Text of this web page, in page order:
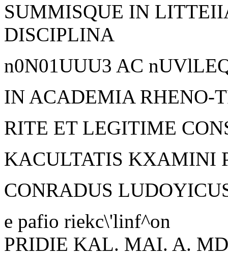
SUMMISQUE IN
DISCIPLINA
n0N01UUU3 AC
IN ACADEMIA RHENO-
RITE ET LEGITIME
KACULTATIS KXAMINI
CONRADUS
e pafio riekc\'linf^on
PRIDIE KAL. MAI. A.